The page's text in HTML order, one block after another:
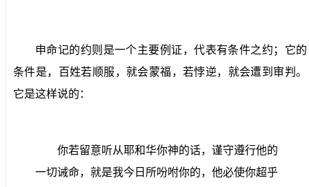
申命记的约则是一个主要例证，代表有条件之约；它的
条件是，百姓若顺服，就会蒙福，若悖逆，就会遭到审判。
它是这样说的：
你若留意听从耶和华你神的话，谨守遵行他的
一切诫命，就是我今日所吩咐你的，他必使你超乎